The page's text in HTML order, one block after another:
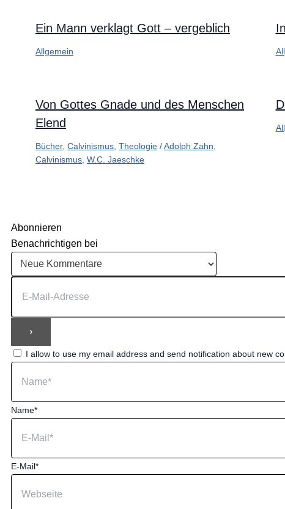
Ein Mann verklagt Gott – vergeblich
Allgemein
Von Gottes Gnade und des Menschen
Elend
Bücher, Calvinismus Theologie /Adolph Zahn
Calvinismus W.C. Jaeschke
Abonnieren
Benachrichtigen bei
I allow to use my email address and send notification about new
Name*
E-Mail*